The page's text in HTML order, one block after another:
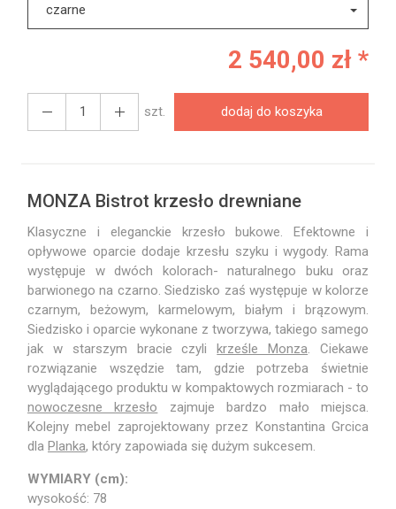
czarne
2 540,00 zł *
szt. dodaj do koszyka
MONZA Bistrot krzesło drewniane
Klasyczne i eleganckie krzesło bukowe. Efektowne i
opływowe oparcie dodaje krzesłu szyku i wygody. Rama
występuje w dwóch kolorach- naturalnego buku oraz
barwionego na czarno. Siedzisko zaś występuje w kolorze
czarnym, beżowym, karmelowym, białym i brązowym.
Siedzisko i oparcie wykonane z tworzywa, takiego samego
jak w starszym bracie czylikrześle Monza. Ciekawe
rozwiązanie wszędzie tam, gdzie potrzeba świetnie
wyglądającego produktu w kompaktowych rozmiarach - to
nowoczesne krzesło zajmuje bardzo mało miejsca.
Kolejny mebel zaprojektowany przez Konstantina Grcica
dla Planka, który zapowiada się dużym sukcesem.
WYMIARY (cm):
wysokość: 78